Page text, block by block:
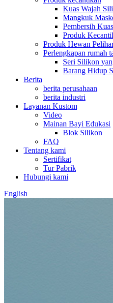
Kuas Wajah
Mangkuk
Pembersih
Produk
Produk Hewan
Perlengkapan rumah
Seri Silikon
Barang Hidup
Berita
berita perusahaan
berita industri
Layanan Kustom
Video
Mainan Bayi Edukasi
Blok Silikon
FAQ
Tentang kami
Sertifikat
Tur Pabrik
Hubungi kami
English